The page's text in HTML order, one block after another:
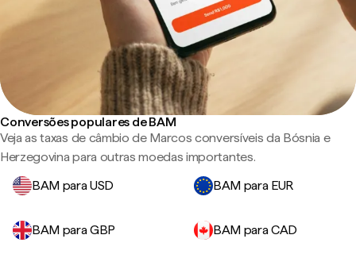
Conversões populares de BAM
Veja as taxas de câmbio de Marcos conversíveis da Bósnia e
Herzegovina para outras moedas importantes.
BAM para USD
BAM para EUR
BAM para GBP BAM para CAD